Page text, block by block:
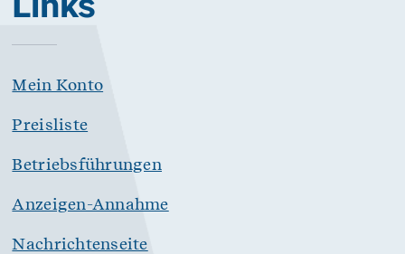
Links
Mein Konto
Preisliste
Betriebsführungen
Anzeigen-Annahme
Nachrichtenseite